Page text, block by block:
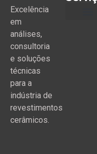
Excelência
em
análises,
consultoria
e soluções
técnicas
para a
indústria de
revestimentos
cerâmicos.